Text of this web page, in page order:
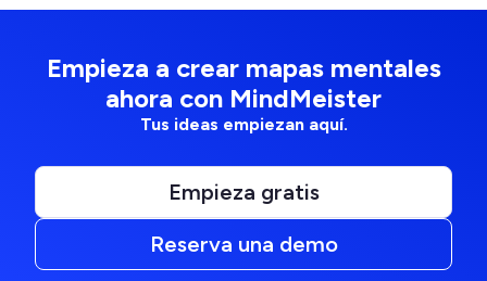
Empieza a crear mapas mentales
ahora con MindMeister
Tus ideas empiezan aquí.
Empieza gratis
Reserva una demo